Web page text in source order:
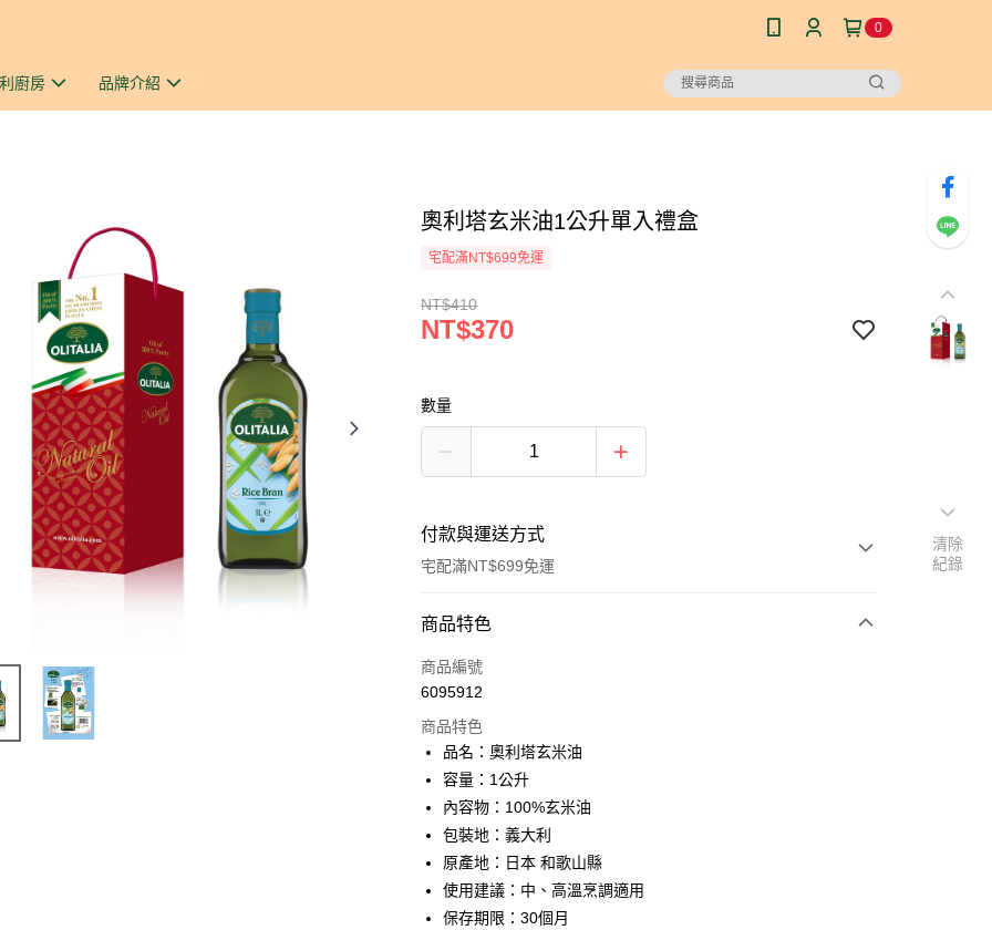
0
廚房 品牌介紹
奧利塔玄米油1公升單入禮盒
宅配滿NT$699免運
NT$410
NT$370
數量
付款與運送方式
宅配滿NT$699免運
付款方式
信用卡一次付款
街口支付
悠遊付
ATM付款
貨到付款
商品特色
商品編號
6095912
商品特色
品名：奧利塔玄米油
容量：1公升
內容物：100%玄米油
包裝地：義大利
原產地：日本 和歌山縣
使用建議：中、高溫烹調適用
保存期限：30個月
清除
紀錄